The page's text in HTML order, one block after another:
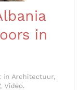
in
in Architectuur,
Video.